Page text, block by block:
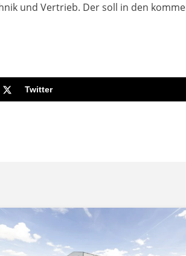
und Vertrieb. Der soll in den
Twitter